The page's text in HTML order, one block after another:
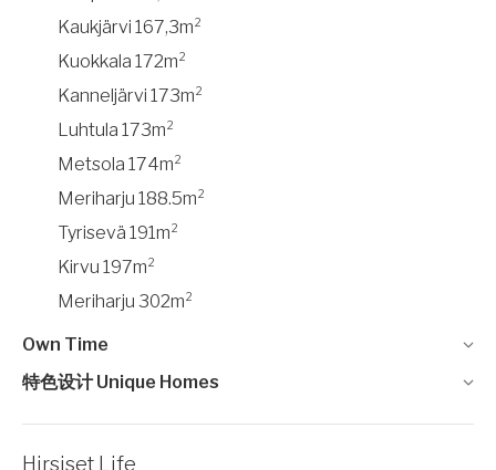
Kaukjärvi 167,3m²
Kuokkala 172m²
Kanneljärvi 173m²
Luhtula 173m²
Metsola 174m²
Meriharju 188.5m²
Tyrisevä 191m²
Kirvu 197m²
Meriharju 302m²
Own Time
特色设计 Unique Homes
Hirsiset Life